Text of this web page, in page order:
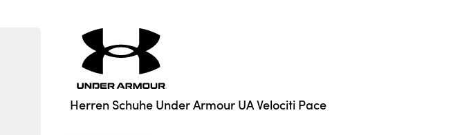
Herren Schuhe Under Armour UA Velociti Pace